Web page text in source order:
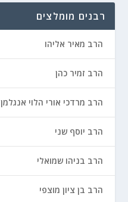
רבנים מומלצים
הרב מאיר אליהו
הרב זמיר כהן
הרב מרדכי אורי הלוי אנגלמן
הרב יוסף שני
הרב בניהו שמואלי
הרב בן ציון מוצפי